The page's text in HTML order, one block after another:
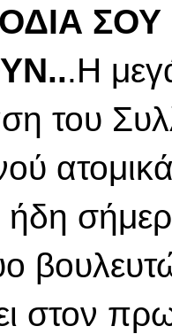
.Η
του
στον